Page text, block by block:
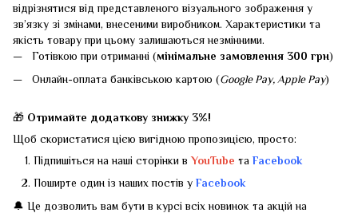
відрізнятися від представленого візуального зображення у
зв’язку зі змінами, внесеними виробником. Характеристики та
якість товару при цьому залишаються незмінними.
Готівкою при отриманні (мінімальне замовлення 300 грн)
Онлайн-оплата банківською картою (Google Pay, Apple Pay)
🎁 Отримайте додаткову знижку 3%!
Щоб скористатися цією вигідною пропозицією, просто:
Підпишіться на наші сторінки вYouTube та Facebook
Поширте один із наших постів у Facebook
🔔 Це дозволить вам бути в курсі всіх новинок та акцій на